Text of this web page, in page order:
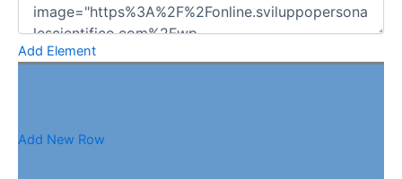
Add Element
Add New Row